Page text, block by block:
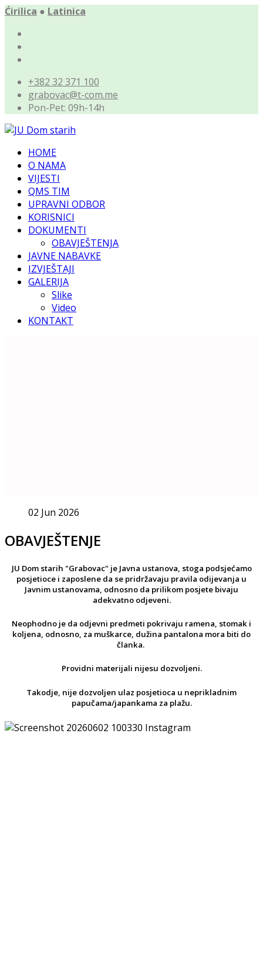
Ćirilica ● Latinica
+382 32 371 100
grabovac@t-com.me
Pon-Pet: 09h-14h
HOME
O NAMA
VIJESTI
QMS TIM
UPRAVNI ODBOR
KORISNICI
DOKUMENTI
OBAVJEŠTENJA
JAVNE NABAVKE
IZVJEŠTAJI
GALERIJA
Slike
Video
KONTAKT
02 Jun 2026
OBAVJEŠTENJE
JU Dom starih "Grabovac" je Javna ustanova, stoga podsjećamo
posjetioce i zaposlene da se pridržavaju pravila odijevanja u
Javnim ustanovama, odnosno da prilikom posjete bivaju
adekvatno odjeveni.
Neophodno je da odjevni predmeti pokrivaju ramena, stomak i
koljena, odnosno, za muškarce, dužina pantalona mora biti do
članka.
Providni materijali nijesu dozvoljeni.
Takodje, nije dozvoljen ulaz posjetioca u neprikladnim
papučama/japankama za plažu.